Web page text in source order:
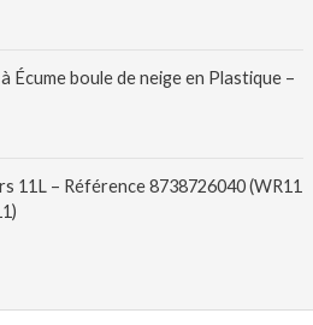
Écume boule de neige en Plastique –
11L – Référence 8738726040 (WR11